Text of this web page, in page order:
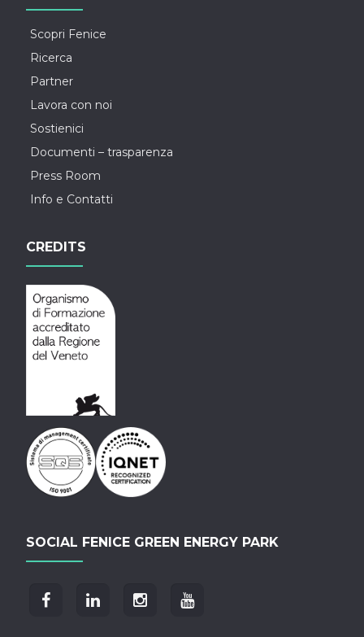
Scopri Fenice
Ricerca
Partner
Lavora con noi
Sostienici
Documenti – trasparenza
Press Room
Info e Contatti
CREDITS
SOCIAL FENICE GREEN ENERGY PARK